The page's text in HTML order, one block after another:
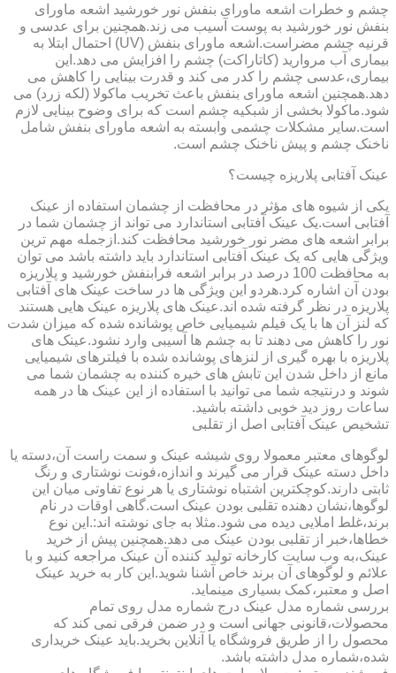
چشم و خطرات اشعه ماورای بنفش نور خورشید اشعه ماورای
بنفش نور خورشید به پوست آسیب می زند.همچنین برای عدسی و
قرنیه چشم مضراست.اشعه ماورای بنفش (UV) احتمال ابتلا به
بیماری آب مروارید (کاتاراکت) چشم را افزایش می دهد.این
بیماری،عدسی چشم را کدر می کند و قدرت بینایی را کاهش می
دهد.همچنین اشعه ماورای بنفش باعث تخریب ماکولا (لکه زرد) می
شود.ماکولا بخشی از شبکیه چشم است که برای وضوح بینایی لازم
است.سایر مشکلات چشمی وابسته به اشعه ماورای بنفش شامل
ناخنک چشم و پیش ناخنک چشم است.
عینک آفتابی پلاریزه چیست؟
یکی از شیوه های مؤثر در محافظت از چشمان استفاده از عینک
آفتابی است.یک عینک آفتابی استاندارد می تواند از چشمان شما در
برابر اشعه های مضر نور خورشید محافظت کند.ازجمله مهم ترین
ویژگی هایی که یک عینک آفتابی استاندارد باید داشته باشد می توان
به محافظت 100 درصد در برابر اشعه فرابنفش خورشید و پلاریزه
بودن آن اشاره کرد.هردو این ویژگی ها در ساخت عینک های آفتابی
پلاریزه در نظر گرفته شده اند.عینک های پلاریزه عینک هایی هستند
که لنز آن ها با یک فیلم شیمیایی خاص پوشانده شده که میزان شدت
نور را کاهش می دهند تا به چشم ها آسیبی وارد نشود.عینک های
پلاریزه با بهره گیری از لنزهای پوشانده شده با فیلترهای شیمیایی
مانع از داخل شدن این تابش های خیره کننده به چشمان شما می
شوند و درنتیجه شما می توانید با استفاده از این عینک ها در همه
ساعات روز دید خوبی داشته باشید.
تشخیص عینک آفتابی اصل از تقلبی
لوگوهای معتبر معمولا روی شیشه عینک و سمت راست آن،دسته یا
داخل دسته عینک قرار می گیرند و اندازه،فونت نوشتاری و رنگ
ثابتی دارند.کوچکترین اشتباه نوشتاری یا هر نوع تفاوتی میان این
لوگوها،نشان دهنده تقلبی بودن عینک است.گاهی اوقات در نام
برند،غلط املایی دیده می شود.مثلا به جای نوشته اند:.این نوع
خطاها،خبر از تقلبی بودن عینک می دهد.همچنین پیش از خرید
عینک،به وب سایت کارخانه تولید کننده آن عینک مراجعه کنید و با
علائم و لوگوهای آن برند خاص آشنا شوید.این کار به خرید عینک
اصل و معتبر،کمک بسیاری مینماید.
بررسی شماره مدل عینک درج شماره مدل روی تمام
محصولات،قانونی جهانی است و در ضمن فرقی نمی کند که
محصول را از طریق فروشگاه یا آنلاین بخرید.باید عینک خریداری
شده،شماره مدل داشته باشد.